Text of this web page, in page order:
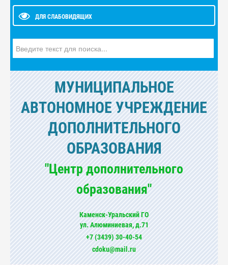
ДЛЯ СЛАБОВИДЯЩИХ
МУНИЦИПАЛЬНОЕ
АВТОНОМНОЕ УЧРЕЖДЕНИЕ
ДОПОЛНИТЕЛЬНОГО
ОБРАЗОВАНИЯ
"Центр дополнительного
образования"
Каменск-Уральский ГО
ул. Алюминиевая, д.71
+7 (3439) 30-40-54
cdoku@mail.ru